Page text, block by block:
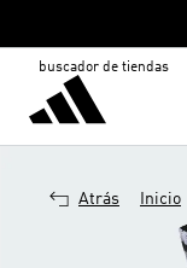
buscador de tiendas
Atrás Inicio